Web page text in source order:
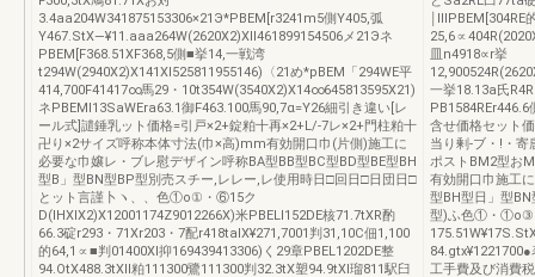
3.4aa204W341875153306×21Э*PBEM[r3241m5側Y405,弧
Y467.StX―¥11.aaa264W(2620X2)Xll461899154506メ21Эネ
PBEM[F368.51XF368,5側■挙14,一戦湾
t294W(2940X2)X141Xl525811955146)〈21め*pBEM「294WE平
414,700F41417∞馬29・10t354W(3540X2)X14∞645813595X21)
ネPBEMl13SaWEra63.1御F463.100馬90,7α=Y26細引き違い[レ
ール式]譴錘乳ット価格=引戸×2+錠粕十再×2+L/-7レ×2+門柱粕十
卍り×2サイズ呼称本体寸法(巾×高)mm有効開口巾(片側)施工に
必要な巾嬢レ・ブレ慰デザイン呼称BA型BB型BC型BD型BE型BH
型B」型BN型BP型別売スチー,レレー,レ使用時日□回日□日団日□
とット言謹卜ヽ、、色①o①・⑥15ク
D(lHXIX2)X12001174Z9012266X)米PBELl152DE核71.7tXR酌
66.3碇r293・71Xr203・7配r418talX¥271,7001判31,10C佃1,100
的64,1∝■判01400Xl抑169439413306)く29章PBEL1202DE整
94.OtX488.3tXll粕111300鷺111300判32.3tX塑94.9tXl瑠811駅臼
￨ⅢPBEM[304RE
皿n4918∝r挙
一挙18.13a氏
含せ価格セット
当り剰‐ブ・!・
ポストBM2型お
有効開口巾施工
型BH型日」型
型)ふ色①・
工手費及び消費